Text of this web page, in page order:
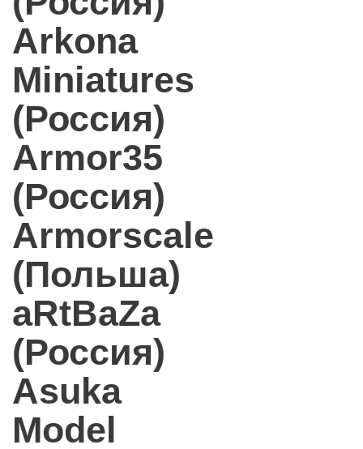
Arkona
Miniatures
(Россия)
Armor35
(Россия)
Armorscale
(Польша)
aRtBaZa
(Россия)
Asuka
Model